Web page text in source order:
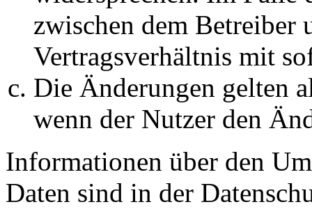
zwischen dem Betreiber
Vertragsverhältnis mit
Die Änderungen gelten
wenn der Nutzer den
Informationen über den
Daten sind in der